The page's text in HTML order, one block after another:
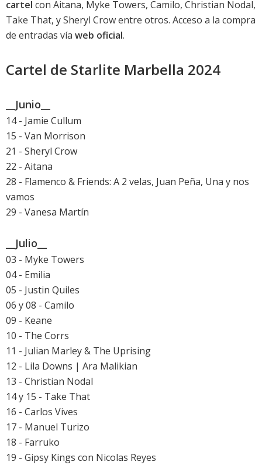
cartel con Aitana, Myke Towers, Camilo, Christian Nodal,
Take That, y Sheryl Crow entre otros. Acceso a la compra
de entradas vía web oficial.
Cartel de Starlite Marbella 2024
__Junio__
14 - Jamie Cullum
15 - Van Morrison
21 - Sheryl Crow
22 - Aitana
28 - Flamenco & Friends: A 2 velas, Juan Peña, Una y nos
vamos
29 - Vanesa Martín
__Julio__
03 - Myke Towers
04 - Emilia
05 - Justin Quiles
06 y 08 - Camilo
09 - Keane
10 - The Corrs
11 - Julian Marley & The Uprising
12 - Lila Downs | Ara Malikian
13 - Christian Nodal
14 y 15 - Take That
16 - Carlos Vives
17 - Manuel Turizo
18 - Farruko
19 - Gipsy Kings con Nicolas Reyes